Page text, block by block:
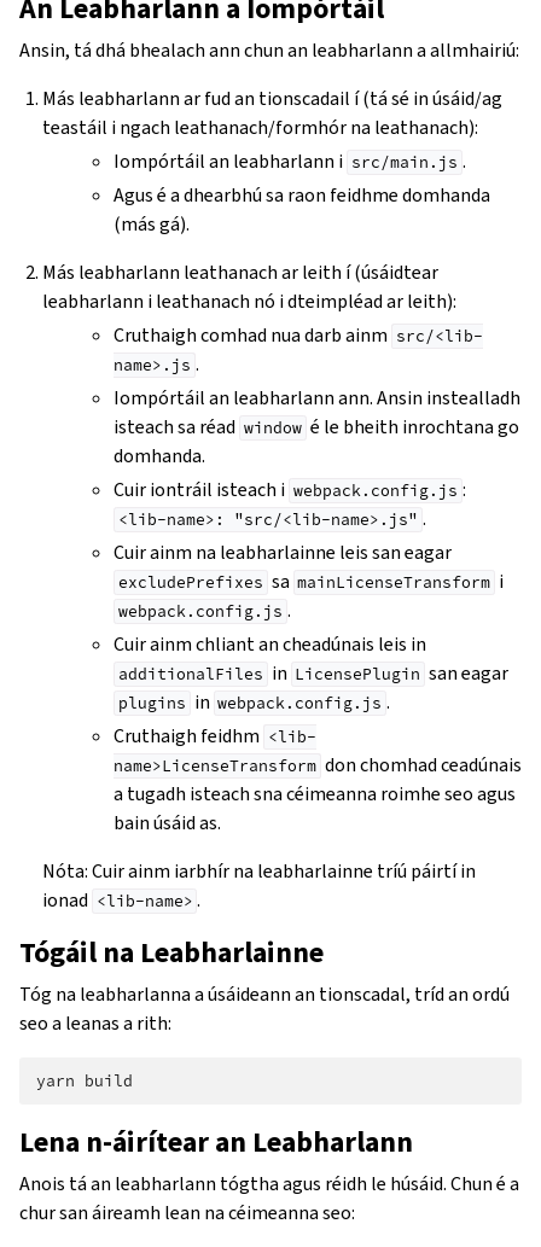
An Leabharlann a Iompórtáil
Ansin, tá dhá bhealach ann chun an leabharlann a allmhairiú:
Más leabharlann ar fud an tionscadail í (tá sé in úsáid/ag
teastáil i ngach leathanach/formhór na leathanach):
Iompórtáil an leabharlann i src/main.js .
Agus é a dhearbhú sa raon feidhme domhanda
(más gá).
Más leabharlann leathanach ar leith í (úsáidtear
leabharlann i leathanach nó i dteimpléad ar leith):
Cruthaigh comhad nua darb ainm src/<lib-
name>.js .
Iompórtáil an leabharlann ann. Ansin instealladh
isteach sa réad window é le bheith inrochtana go
domhanda.
Cuir iontráil isteach i webpack.config.js :
<lib-name>: "src/<lib-name>.js" .
Cuir ainm na leabharlainne leis san eagar
excludePrefixes sa mainLicenseTransform i
webpack.config.js .
Cuir ainm chliant an cheadúnais leis in
additionalFiles in LicensePlugin san eagar
plugins in webpack.config.js .
Cruthaigh feidhm <lib-
name>LicenseTransform don chomhad ceadúnais
a tugadh isteach sna céimeanna roimhe seo agus
bain úsáid as.
Nóta: Cuir ainm iarbhír na leabharlainne tríú páirtí in
ionad <lib-name> .
Tógáil na Leabharlainne
Tóg na leabharlanna a úsáideann an tionscadal, tríd an ordú
seo a leanas a rith:
yarn
Lena n-áirítear an Leabharlann
Anois tá an leabharlann tógtha agus réidh le húsáid. Chun é a
chur san áireamh lean na céimeanna seo: